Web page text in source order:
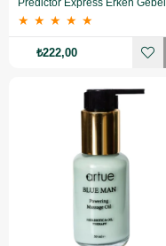
★ ★ ★ ★ ★
₺222,00